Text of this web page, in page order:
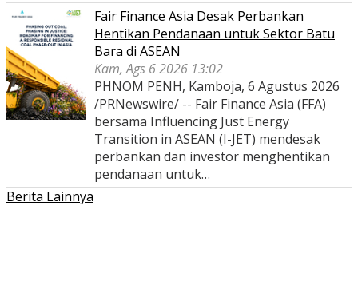
Fair Finance Asia Desak Perbankan
Hentikan Pendanaan untuk Sektor Batu
Bara di ASEAN
Kam, Ags 6 2026 13:02
PHNOM PENH, Kamboja, 6 Agustus 2026
/PRNewswire/ -- Fair Finance Asia (FFA)
bersama Influencing Just Energy
Transition in ASEAN (I-JET) mendesak
perbankan dan investor menghentikan
pendanaan untuk…
Berita Lainnya